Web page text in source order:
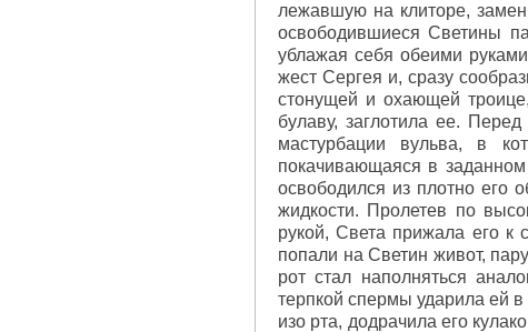
лежавшую на клиторе,
освободившиеся Светины
ублажая себя обеими
жест Сергея и, сразу
стонущей и охающей
булаву, заглотила ее.
мастурбации вульва, в
покачивающаяся в
освободился из плотно его
жидкости. Пролетев по
рукой, Света прижала его к
попали на Светин живот,
рот стал наполняться
терпкой спермы ударила ей
изо рта, додрачила его